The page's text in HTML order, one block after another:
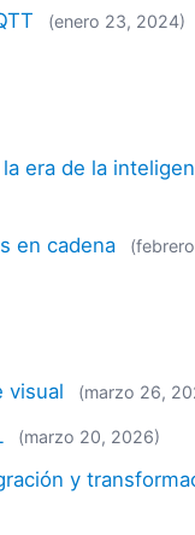
(enero 23, 2024)
era de la
en cadena
visual (marzo 26,
(marzo 20, 2026)
y